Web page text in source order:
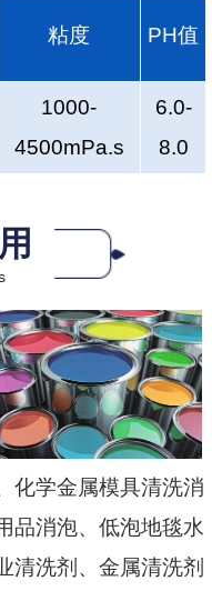
粘度 PH值
1000-
4500mPa.s
6.0-
8.0
化学金属模具清洗消
品消泡、低泡地毯水
清洗剂、金属清洗剂